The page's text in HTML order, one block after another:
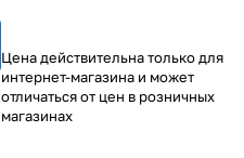
Цена действительна только для
интернет-магазина и может
отличаться от цен в розничных
магазинах